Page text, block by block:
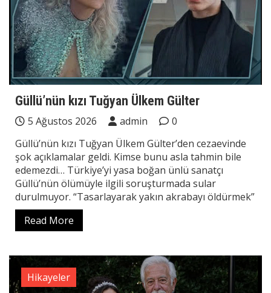
Güllü’nün kızı Tuğyan Ülkem Gülter
5 Ağustos 2026 admin
0
Güllü’nün kızı Tuğyan Ülkem Gülter’den cezaevinde
şok açıklamalar geldi. Kimse bunu asla tahmin bile
edemezdi… Türkiye’yi yasa boğan ünlü sanatçı
Güllü’nün ölümüyle ilgili soruşturmada sular
durulmuyor. “Tasarlayarak yakın akrabayı öldürmek”
Read More
Hikayeler